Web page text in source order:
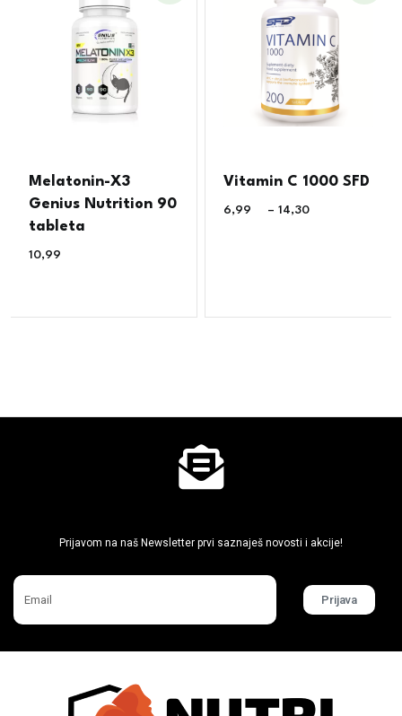
Melatonin-X3
Genius Nutrition 90
tableta
10,99
Vitamin C 1000 SFD
6,99 –14,30
Prijavom na naš Newsletter prvi saznaješ novosti i akcije!
Prijava